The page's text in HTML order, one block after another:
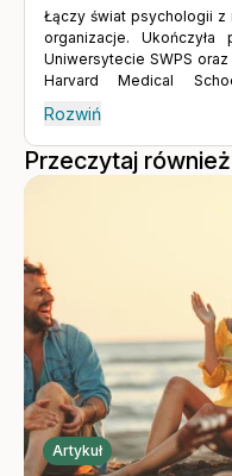
Łączy świat psychologii z
organizacje.
Uniwersytecie SWPS
Harvard Medical
Terapii Koherencji i
absolwentką
wieloletnie
organizacjach
szkolenia oraz
dobrostanu
odżywianie.
zdrowia psychicznego
Rozwiń
Przeczytaj
Artykuł